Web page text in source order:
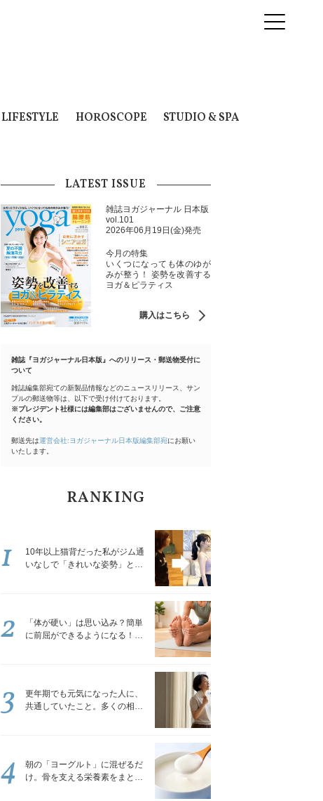
LIFESTYLE HOROSCOPE STUDIO & SPA
LATEST ISSUE
雑誌ヨガジャーナル 日本版
vol.101
2026年06月19日(金)発売
今月の特集
いくつになっても体のゆが
みが整う！ 姿勢を改善する
ヨガ＆ピラティス
購入はこちら
雑誌『ヨガジャーナル日本版』へのリリース・郵送物受付に
ついて
雑誌編集部宛ての新製品情報などのニュースリリース、サン
プルの郵送物等は、以下で受け付けております。
※プレジデント社様には編集部はございませんので、ご注意
ください。
郵送先は運営会社:ヨガジャーナル日本版編集部宛にお願い
いたします。
RANKING
10年以上猫背だった私がジム通
いなしで「きれいな姿勢」と褒
1
「体が硬い」は思い込み？簡単
に前屈ができるようになる！腿
2
更年期でも元気になった人に、
共通していたこと。多くの相談
3
朝の「ヨーグルト」に混ぜるだ
け。骨を支える栄養素をまとめ
4